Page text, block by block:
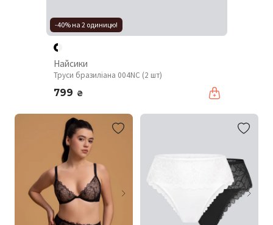
-40% на 2 одиницю!
Найсики
Труси бразиліана 004NC (2 шт)
799 ₴